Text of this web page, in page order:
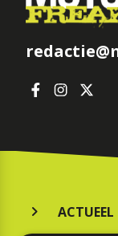
ACTUEEL